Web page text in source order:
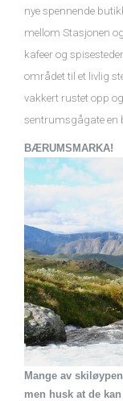
nye spennende
mellom Stasjonen
kafeer og
området til et livlig
vakkert rustet opp
sentrumsgågate en
BÆRUMSMARKA!
Mange av
men husk at de